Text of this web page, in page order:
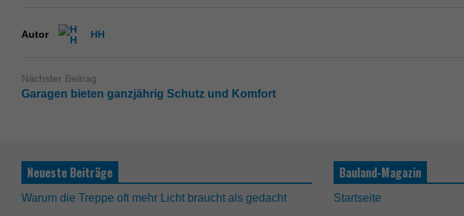
Autor HH
Nächster Beitrag
Garagen bieten ganzjährig Schutz und Komfort
Neueste Beiträge
Warum die Treppe oft mehr Licht braucht als gedacht
Bauland-Magazin
Startseite